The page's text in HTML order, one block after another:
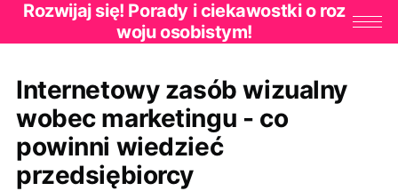
Rozwijaj się! Porady i ciekawostki o roz
woju osobistym!
Internetowy zasób wizualny
wobec marketingu - co
powinni wiedzieć
przedsiębiorcy